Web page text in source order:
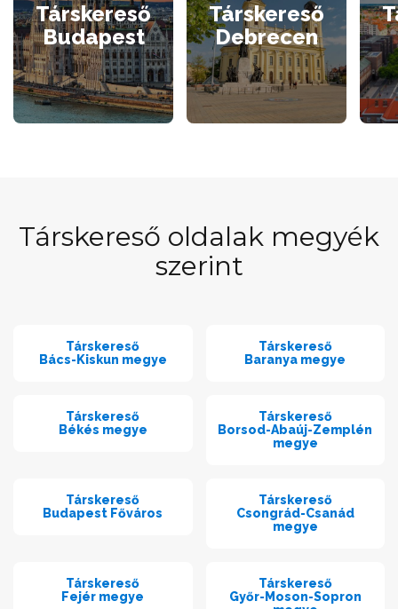
Társkereső
Budapest
Társkereső
Debrecen
Társkereső oldalak megyék
szerint
Társkereső
Bács-Kiskun megye
Társkereső
Baranya megye
Társkereső
Békés megye
Társkereső
Borsod-Abaúj-Zemplén
megye
Társkereső
Budapest Főváros
Társkereső
Csongrád-Csanád
megye
Társkereső
Fejér megye
Társkereső
Győr-Moson-Sopron